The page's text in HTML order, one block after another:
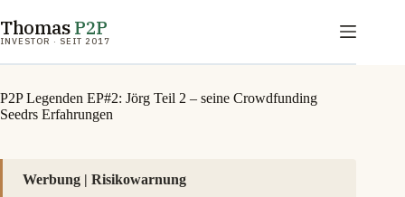
Inhalt
springen
ThomasP2P
INVESTOR · SEIT 2017
P2P Legenden EP#2: Jörg Teil 2 – seine Crowdfunding
Seedrs Erfahrungen
Werbung | Risikowarnung